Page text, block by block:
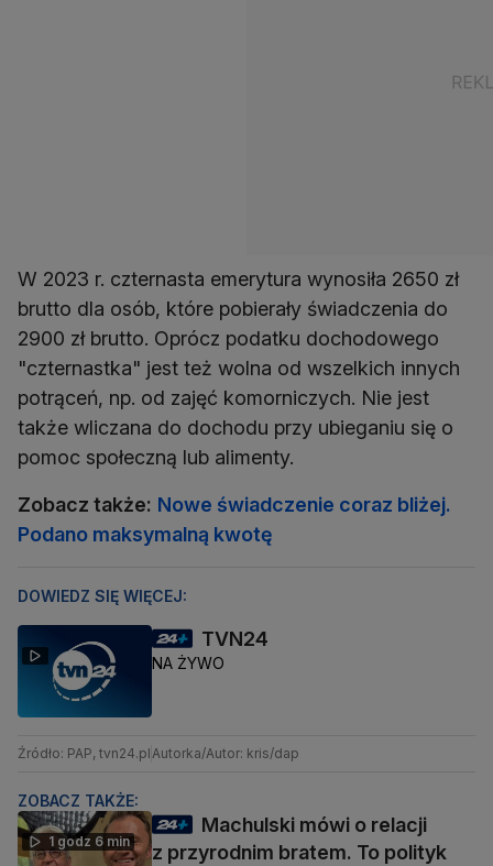
W 2023 r. czternasta emerytura wynosiła 2650 zł
brutto dla osób, które pobierały świadczenia do
2900 zł brutto. Oprócz podatku dochodowego
"czternastka" jest też wolna od wszelkich innych
potrąceń, np. od zajęć komorniczych. Nie jest
także wliczana do dochodu przy ubieganiu się o
pomoc społeczną lub alimenty.
Zobacz także: Nowe świadczenie coraz bliżej.
Podano maksymalną kwotę
DOWIEDZ SIĘ WIĘCEJ:
TVN24
NA ŻYWO
Źródło: PAP, tvn24.plAutorka/Autor: kris/dap
ZOBACZ TAKŻE:
1 godz 6 min
Machulski mówi o relacji
z przyrodnim bratem. To polityk